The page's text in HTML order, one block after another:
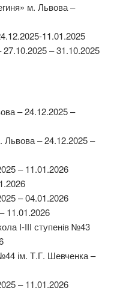
м. Львова –
11.01.2025
27.10.2025 – 31.10.2025
– 24.12.2025 –
– 24.12.2025 –
– 11.01.2026
– 04.01.2026
11.01.2026
І-ІІІ ступенів №43
ім. Т.Г. Шевченка –
– 11.01.2026